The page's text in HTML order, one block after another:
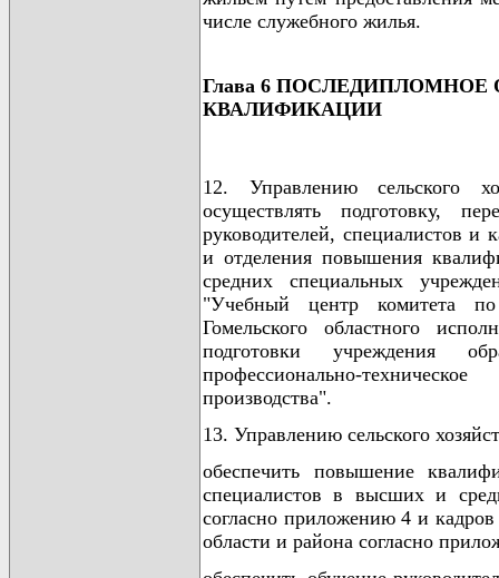
числе служебного жилья.
Глава 6
КВАЛИФИКАЦИИ
12. Управлению сельского
осуществлять подготовку,
руководителей, специалистов и
и отделения повышения
средних специальных
"Учебный центр комитета по
Гомельского областного
подготовки учреждения
профессионально-
производства".
13. Управлению сельского
обеспечить повышение
специалистов в высших и
согласно приложению 4 и
области и района согласно